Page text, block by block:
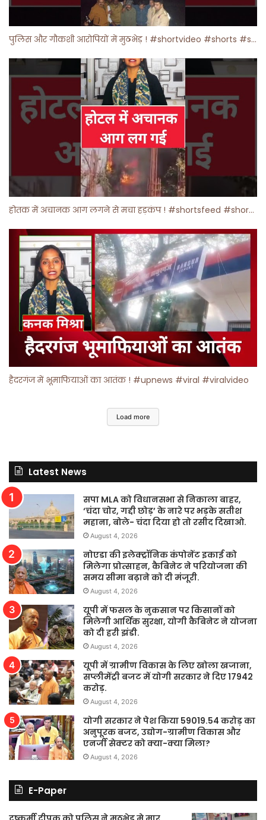
पुलिस और गौकशी आरोपियों में मुठभेड़ ! #shortvideo #shorts #shortsfeed
होतक में अचानक आग लगने से मचा हड़कंप ! #shortsfeed #shorts #viralshorts
हैदरगंज में भूमाफियाओं का आतंक ! #upnews #viral #viralvideo
Load more
Latest News
सपा MLA को विधानसभा से निकाला बाहर,
‘चंदा चोर, गद्दी छोड़’ के नारे पर भड़के सतीश
महाना, बोले- चंदा दिया हो तो रसीद दिखाओ.
August 4, 2026
नोएडा की इलेक्ट्रॉनिक कंपोनेंट इकाई को
मिलेगा प्रोत्साहन, कैबिनेट ने परियोजना की
समय सीमा बढ़ाने को दी मंजूरी.
August 4, 2026
यूपी में फसल के नुकसान पर किसानों को
मिलेगी आर्थिक सुरक्षा, योगी कैबिनेट ने योजना
को दी हरी झंडी.
August 4, 2026
यूपी में ग्रामीण विकास के लिए खोला खजाना,
सप्लीमेंट्री बजट में योगी सरकार ने दिए 17942
करोड़.
August 4, 2026
योगी सरकार ने पेश किया 59019.54 करोड़ का
अनुपूरक बजट, उद्योग-ग्रामीण विकास और
एनर्जी सेक्टर को क्या-क्या मिला?
August 4, 2026
E-Paper